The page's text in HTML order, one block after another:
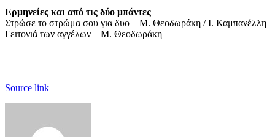
Ερμηνείες και από τις δύο μπάντες
Στρώσε το στρώμα σου για δυο – Μ. Θεοδωράκη / Ι. Καμπανέλλη
Γειτονιά των αγγέλων – Μ. Θεοδωράκη
Source link